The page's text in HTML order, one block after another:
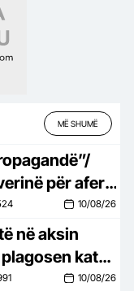
MË SHUMË
për aferë
Rony Yefet…
10/08/26
në aksin
katër
10/08/26